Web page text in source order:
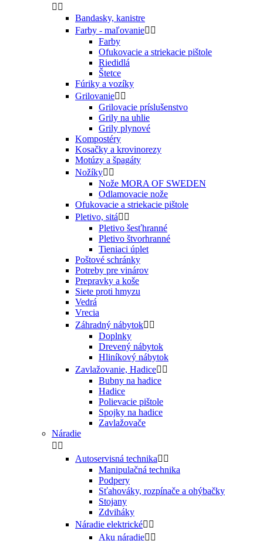
 
Bandasky, kanistre
Farby - maľovanie 
Farby
Ofukovacie a striekacie pištole
Riedidlá
Štetce
Fúriky a vozíky
Grilovanie 
Grilovacie príslušenstvo
Grily na uhlie
Grily plynové
Kompostéry
Kosačky a krovinorezy
Motúzy a špagáty
Nožíky 
Nože MORA OF SWEDEN
Odlamovacie nože
Ofukovacie a striekacie pištole
Pletivo, sitá 
Pletivo šesťhranné
Pletivo štvorhranné
Tieniaci úplet
Poštové schránky
Potreby pre vinárov
Prepravky a koše
Siete proti hmyzu
Vedrá
Vrecia
Záhradný nábytok 
Doplnky
Drevený nábytok
Hliníkový nábytok
Zavlažovanie, Hadice 
Bubny na hadice
Hadice
Polievacie pištole
Spojky na hadice
Zavlažovače
Náradie
 
Autoservisná technika 
Manipulačná technika
Podpery
Sťahováky, rozpínače a ohýbačky
Stojany
Zdviháky
Náradie elektrické 
Aku náradie 